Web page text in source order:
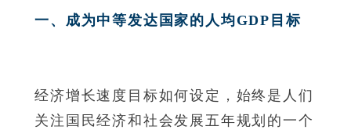
一、成为中等发达国家的人均GDP目标
经济增长速度目标如何设定，始终是人们
关注国民经济和社会发展五年规划的一个